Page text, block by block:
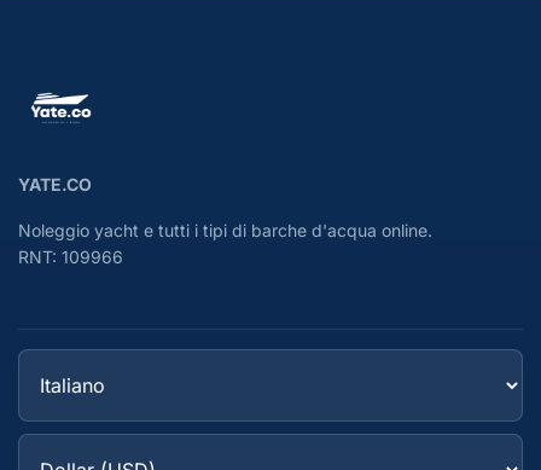
YATE.CO
Noleggio yacht e tutti i tipi di barche d'acqua online.
RNT: 109966